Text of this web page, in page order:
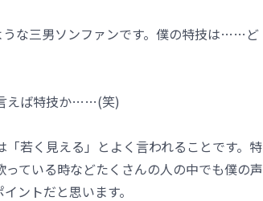
うな三男ソンファンです。僕の特技は……ど
えば特技か……(笑)
若く見える」とよく言われることです。特
ている時などたくさんの人の中でも僕の声
ントだと思います。